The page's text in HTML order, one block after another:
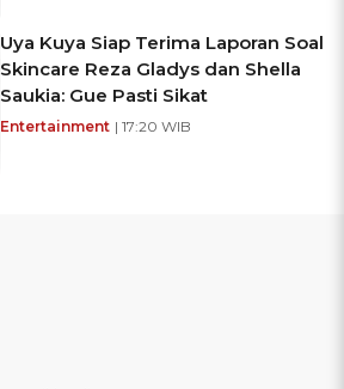
Uya Kuya Siap Terima Laporan Soal
Skincare Reza Gladys dan Shella
Saukia: Gue Pasti Sikat
Entertainment | 17:20 WIB